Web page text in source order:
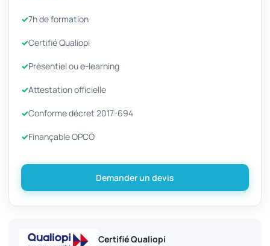
7h de formation
Certifié Qualiopi
Présentiel ou e-learning
Attestation officielle
Conforme décret 2017-694
Finançable OPCO
Demander un devis
Certifié Qualiopi